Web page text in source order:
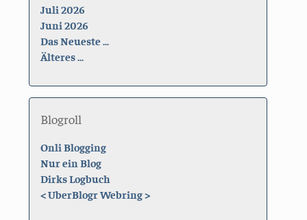
Juli 2026
Juni 2026
Das Neueste ...
Älteres ...
Blogroll
Onli Blogging
Nur ein Blog
Dirks Logbuch
<UberBlogr Webring>